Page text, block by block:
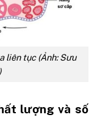
liên tục (Ảnh: Sưu
lượng và số